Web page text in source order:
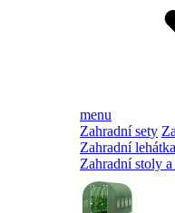
menu
Zahradní sety
Zahradní lehátka
Zahradní stoly